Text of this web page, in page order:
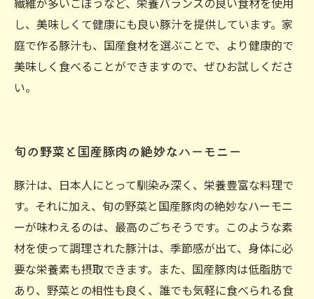
し、美味しくて健康にも良い豚汁を提供しています。家
庭で作る豚汁も、国産食材を選ぶことで、より健康的で
美味しく食べることができますので、ぜひお試しくださ
い。
旬の野菜と国産豚肉の絶妙なハーモニー
豚汁は、日本人にとって馴染み深く、栄養豊富な料理で
す。それに加え、旬の野菜と国産豚肉の絶妙なハーモニ
ーが味わえるのは、最高のごちそうです。このような素
材を使って調理された豚汁は、季節感が出て、身体に必
要な栄養素も摂取できます。また、国産豚肉は低脂肪で
あり、野菜との相性も良く、誰でも気軽に食べられる食